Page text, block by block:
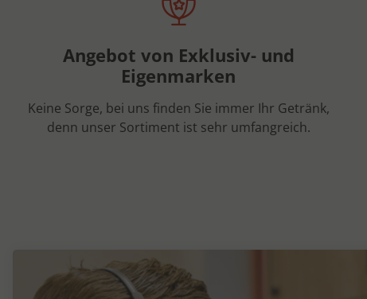
Angebot von Exklusiv- und
Eigenmarken
Keine Sorge, bei uns finden Sie immer Ihr Getränk,
denn unser Sortiment ist sehr umfangreich.